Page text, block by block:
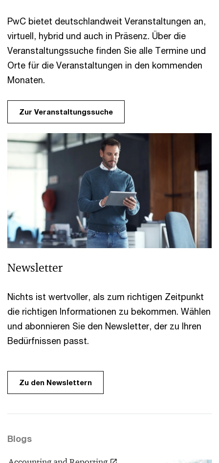
PwC bietet deutschlandweit Veranstaltungen an,
virtuell, hybrid und auch in Präsenz. Über die
Veranstaltungssuche finden Sie alle Termine und
Orte für die Veranstaltungen in den kommenden
Monaten.
Zur Veranstaltungssuche
Newsletter
Nichts ist wertvoller, als zum richtigen Zeitpunkt
die richtigen Informationen zu bekommen. Wählen
und abonnieren Sie den Newsletter, der zu Ihren
Bedürfnissen passt.
Zu den Newslettern
Blogs